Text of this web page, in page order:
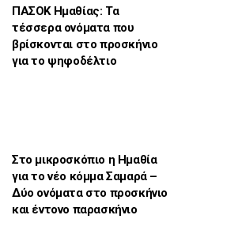
ΠΑΣΟΚ Ημαθίας: Τα
τέσσερα ονόματα που
βρίσκονται στο προσκήνιο
για το ψηφοδέλτιο
Στο μικροσκόπιο η Ημαθία
για το νέο κόμμα Σαμαρά –
Δύο ονόματα στο προσκήνιο
και έντονο παρασκήνιο